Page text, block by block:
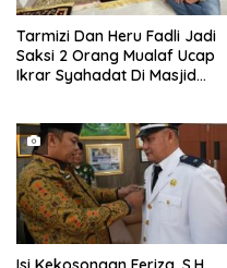
Tarmizi Dan Heru Fadli Jadi
Saksi 2 Orang Mualaf Ucap
Ikrar Syahadat Di Masjid